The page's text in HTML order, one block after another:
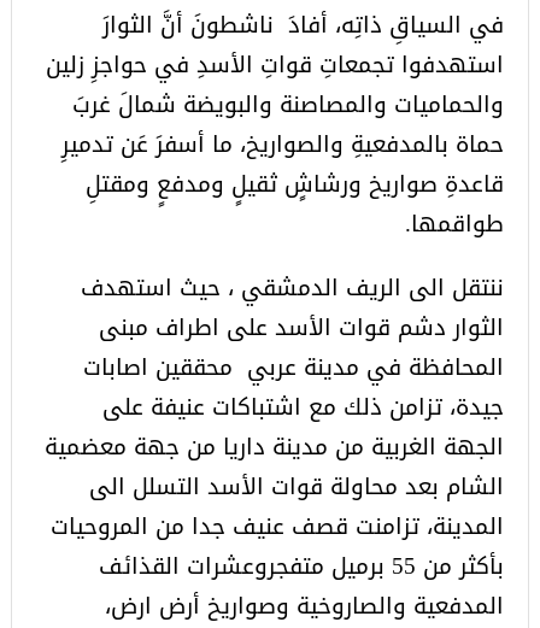
في السياقِ ذاتِه، أفادَ ناشطونَ أنَّ الثوارَ
استهدفوا تجمعاتِ قواتِ الأسدِ في حواجزِ زلين
والحماميات والمصاصنة والبويضة شمالَ غربَ
حماة بالمدفعيةِ والصواريخ، ما أسفرَ عَن تدميرِ
قاعدةِ صواريخ ورشاشٍ ثقيلٍ ومدفعٍ ومقتلِ
طواقمها.
ننتقل الى الريف الدمشقي ، حيث استهدف
الثوار دشم قوات الأسد على اطراف مبنى
المحافظة في مدينة عربي محققين اصابات
جيدة، تزامن ذلك مع اشتباكات عنيفة على
الجهة الغربية من مدينة ‏داريا من جهة معضمية
الشام بعد محاولة قوات الأسد التسلل الى
المدينة، تزامنت قصف عنيف جدا من المروحيات
بأكثر من 55 برميل متفجروعشرات القذائف
المدفعية والصاروخية وصواريخ أرض ارض،